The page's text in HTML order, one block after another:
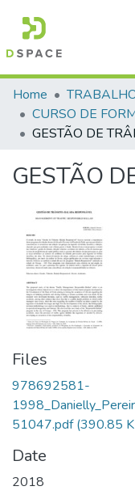
Communities &
All of DSpace
Home
GESTÃO DE
GESTÃO
Files
978692581-
51047.pdf(390.85
Date
2018